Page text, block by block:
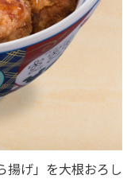
揚げ」を大根おろし